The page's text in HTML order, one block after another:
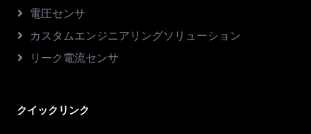
電圧センサ
カスタムエンジニアリングソリューション
リーク電流センサ
クイックリンク